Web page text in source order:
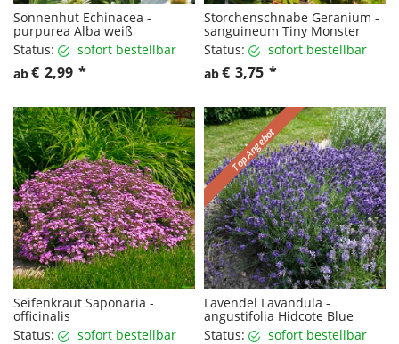
Sonnenhut Echinacea -
purpurea Alba weiß
Status:
sofort bestellbar
ab€ 2,99 *
Storchenschnabe Geranium -
sanguineum Tiny Monster
Status:
sofort bestellbar
ab€ 3,75 *
Seifenkraut Saponaria -
officinalis
Status:
sofort bestellbar
Top Angebot
Lavendel Lavandula -
angustifolia Hidcote Blue
Status:
sofort bestellbar